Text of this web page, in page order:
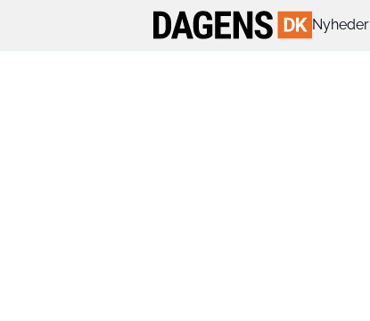
Nyheder